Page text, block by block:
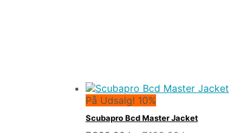
På Udsalg! 10%
Scubapro Bcd Master Jacket